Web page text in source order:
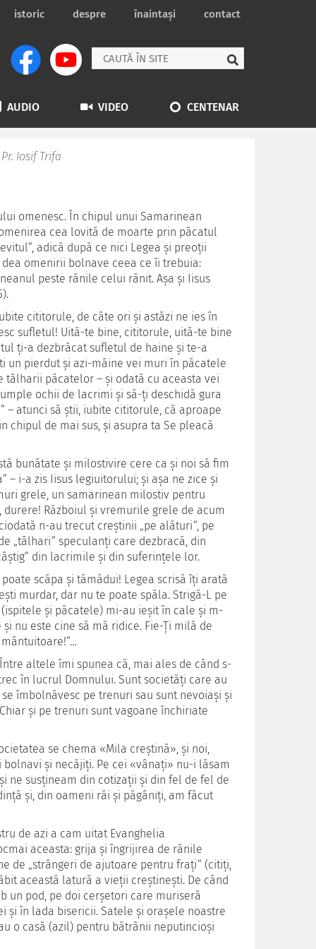
istoric despre înaintași contact
AUDIO VIDEO CENTENAR
Iosif Trifa
omenesc. În chipul unui Samarinean
cea lovită de moarte prin păcatul
adică după ce nici Legea şi preoţii
omenirii bolnave ceea ce îi trebuia:
peste rănile celui rănit. Aşa şi Iisus
cititorule, de câte ori şi astăzi ne ies în
sufletul! Uită-te bine, cititorule, uită-te bine
ţi-a dezbrăcat sufletul de haine şi te-a
un pierdut şi azi-mâine vei muri în păcatele
tâlharii păcatelor – şi odată cu aceasta vei
ochii de lacrimi şi să-ţi deschidă gura
– atunci să ştii, iubite cititorule, că aproape
chipul de mai sus, şi asupra ta Se pleacă
bunătate şi milostivire cere ca şi noi să fim
– i-a zis Iisus legiuitorului; şi aşa ne zice şi
grele, un samarinean milostiv pentru
Războiul şi vremurile grele de acum
n-au trecut creştinii „pe alături“, pe
„tâlhari“ speculanţi care dezbracă, din
din lacrimile şi din suferinţele lor.
scăpa şi tămădui! Legea scrisă îţi arată
murdar, dar nu te poate spăla. Strigă-L pe
şi păcatele) mi-au ieşit în cale şi m-
nu este cine să mă ridice. Fie-Ţi milă de
altele îmi spunea că, mai ales de când s-
în lucrul Domnului. Sunt societăţi care au
îmbolnăvesc pe trenuri sau sunt nevoiaşi şi
şi pe trenuri sunt vagoane închiriate
se chema «Mila creştină», şi noi,
şi necăjiţi. Pe cei «vânaţi» nu-i lăsam
ne susţineam din cotizaţii şi din fel de fel de
şi, din oameni răi şi păgâniţi, am făcut
de azi a cam uitat Evanghelia
aceasta: grija şi îngrijirea de rănile
de „strângeri de ajutoare pentru fraţi“ (citiţi,
această latură a vieţii creştineşti. De când
un pod, pe doi cerşetori care muriseră
şi în lada bisericii. Satele şi oraşele noastre
o casă (azil) pentru bătrânii neputincioşi